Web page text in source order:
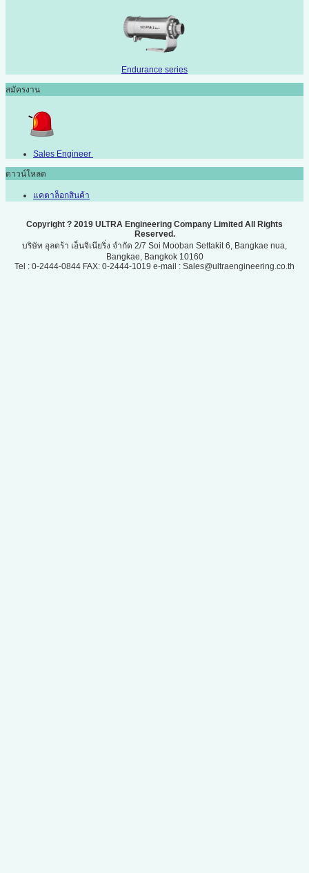
Endurance series
สมัครงาน
Sales Engineer
ดาวน์โหลด
แคตาล็อกสินค้า
Copyright ? 2019 ULTRA Engineering Company Limited All Rights
Reserved.
บริษัท อุลตร้า เอ็นจิเนียริ่ง จำกัด 2/7 Soi Mooban Settakit 6, Bangkae nua,
Bangkae, Bangkok 10160
Tel : 0-2444-0844 FAX: 0-2444-1019 e-mail : Sales@ultraengineering.co.th